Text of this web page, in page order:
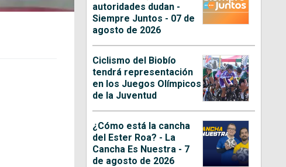
autoridades dudan -
Siempre Juntos - 07 de
agosto de 2026
Ciclismo del Biobío
tendrá representación
en los Juegos Olímpicos
de la Juventud
¿Cómo está la cancha
del Ester Roa? - La
Cancha Es Nuestra - 7
de agosto de 2026